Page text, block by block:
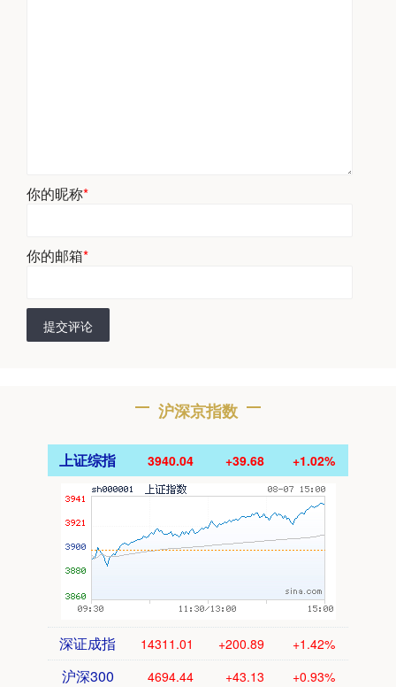
你的昵称*
你的邮箱*
提交评论
沪深京指数
上证综指 3940.04 +39.68 +1.02%
深证成指 14311.01 +200.89 +1.42%
沪深300 4694.44 +43.13 +0.93%